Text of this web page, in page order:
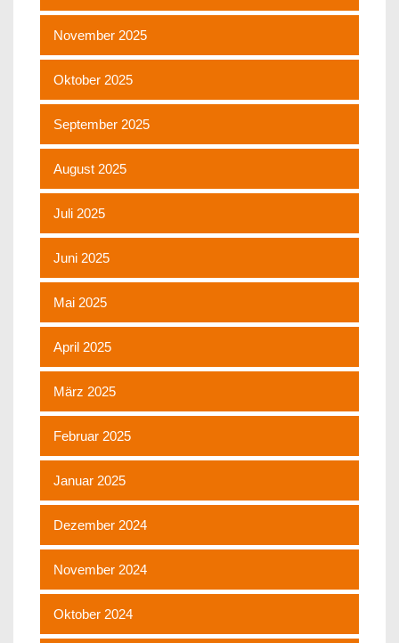
November 2025
Oktober 2025
September 2025
August 2025
Juli 2025
Juni 2025
Mai 2025
April 2025
März 2025
Februar 2025
Januar 2025
Dezember 2024
November 2024
Oktober 2024